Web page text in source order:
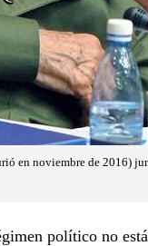
en noviembre de 2016)
político no